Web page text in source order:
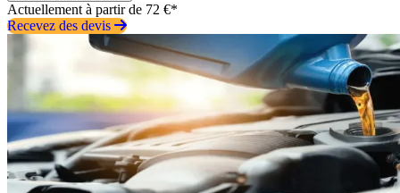
Actuellement à partir de 72 €*
Recevez des devis